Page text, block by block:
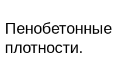
плотности.